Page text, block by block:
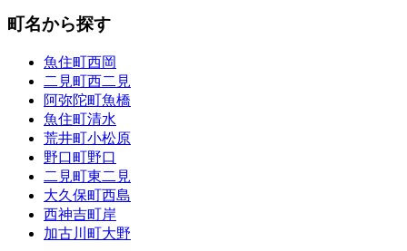
町名から探す
魚住町西岡
二見町西二見
阿弥陀町魚橋
魚住町清水
荒井町小松原
野口町野口
二見町東二見
大久保町西島
西神吉町岸
加古川町大野